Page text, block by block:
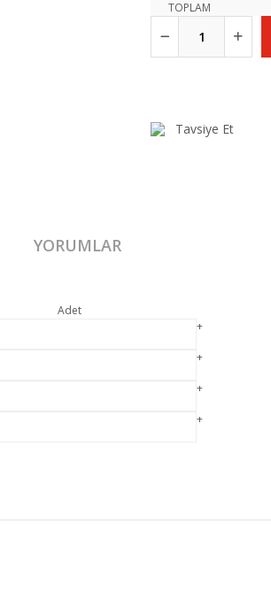
TOPLAM
Tavsiye Et
YORUMLAR
Adet
+
+
+
+